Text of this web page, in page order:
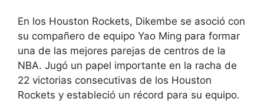
En los Houston Rockets, Dikembe se asoció con
su compañero de equipo Yao Ming para formar
una de las mejores parejas de centros de la
NBA. Jugó un papel importante en la racha de
22 victorias consecutivas de los Houston
Rockets y estableció un récord para su equipo.